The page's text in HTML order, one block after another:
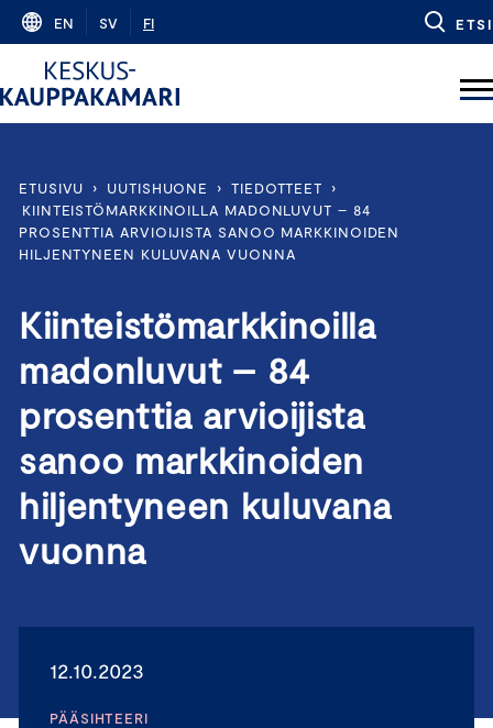
Skip
content
EN SV FI ETSI
ETUSIVU › UUTISHUONE › TIEDOTTEET
›
KIINTEISTÖMARKKINOILLA MADONLUVUT – 84
PROSENTTIA ARVIOIJISTA SANOO MARKKINOIDEN
HILJENTYNEEN KULUVANA VUONNA
Kiinteistömarkkinoilla
madonluvut – 84
prosenttia arvioijista
sanoo markkinoiden
hiljentyneen kuluvana
vuonna
12.10.2023
PÄÄSIHTEERI